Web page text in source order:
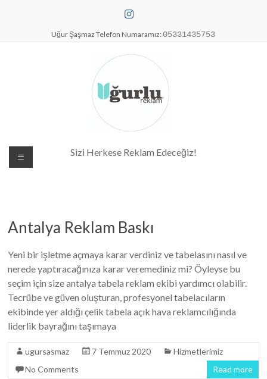
Uğur Şaşmaz Telefon Numaramız: 05331435753
Dijital Baskı Merkezi| Antalya
Reklam Baskı| Antalya Tabela
Sizi Herkese Reklam Edeceğiz!
Antalya Reklam Baskı
Yeni bir işletme açmaya karar verdiniz ve tabelasını nasıl ve
nerede yaptıracağınıza karar veremediniz mi? Öyleyse bu
seçim için size antalya tabela reklam ekibi yardımcı olabilir.
Tecrübe ve güven oluşturan, profesyonel tabelacıların
ekibinde yer aldığı çelik tabela açık hava reklamcılığında
liderlik bayrağını taşımaya
ugursasmaz 7 Temmuz 2020
Hizmetlerimiz
No Comments
Read more